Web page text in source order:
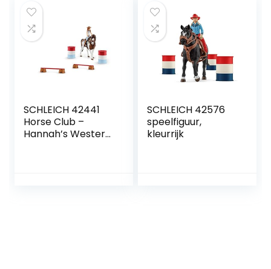
SCHLEICH 42441
Horse Club –
Hannah’s Western
SCHLEICH 42576
speelfiguur,
kleurrijk